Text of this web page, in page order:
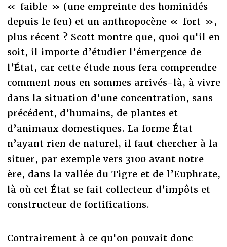
« faible » (une empreinte des hominidés
depuis le feu) et un anthropocène « fort »,
plus récent ? Scott montre que, quoi qu'il en
soit, il importe d’étudier l’émergence de
l’État, car cette étude nous fera comprendre
comment nous en sommes arrivés-là, à vivre
dans la situation d'une concentration, sans
précédent, d’humains, de plantes et
d’animaux domestiques. La forme État
n’ayant rien de naturel, il faut chercher à la
situer, par exemple vers 3100 avant notre
ère, dans la vallée du Tigre et de l’Euphrate,
là où cet État se fait collecteur d’impôts et
constructeur de fortifications.
Contrairement à ce qu'on pouvait donc